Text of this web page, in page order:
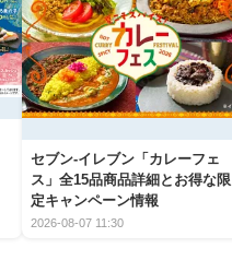
セブン‐イレブン「カレーフェ
ス」全15品商品詳細とお得な限
定キャンペーン情報
2026-08-07 11:30